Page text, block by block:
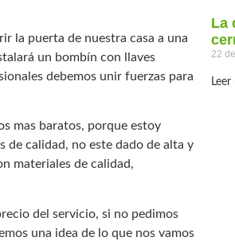
la puerta de nuestra casa a una
un bombín con llaves
debemos unir fuerzas para
mas baratos, porque estoy
de calidad, no este dado de alta y
materiales de calidad,
del servicio, si no pedimos
una idea de lo que nos vamos
La
22
Leer